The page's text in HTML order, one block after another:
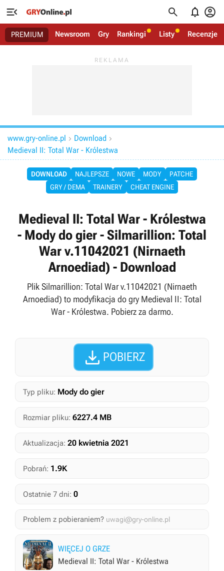
   
PREMIUM Newsroom Gry Rankingi Listy Recenzje
www.gry-online.pl  Download 
Medieval II: Total War - Królestwa
DOWNLOAD NAJLEPSZE NOWE MODY
PATCHE
GRY / DEMA
TRAINERY CHEAT ENGINE
Medieval II: Total War - Królestwa
- Mody do gier - Silmarillion: Total
War v.11042021 (Nirnaeth
Arnoediad) - Download
Plik Silmarillion: Total War v.11042021 (Nirnaeth
Arnoediad) to modyfikacja do gry Medieval II: Total
War - Królestwa. Pobierz za darmo.
 POBIERZ
Typ pliku: Mody do gier
Rozmiar pliku: 6227.4 MB
Aktualizacja: 20 kwietnia 2021
Pobrań: 1.9K
Ostatnie 7 dni: 0
Problem z pobieraniem? uwagi@gry-online.pl
WIĘCEJ O GRZE
Medieval II: Total War - Królestwa